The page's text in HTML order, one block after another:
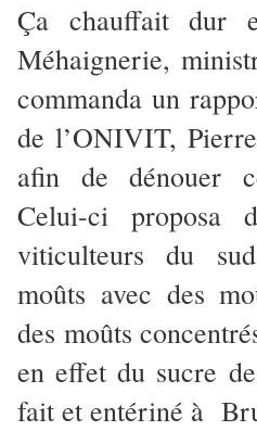
Ça chauffait dur
Méhaignerie,
commanda un
de l’ONIVIT,
afin de dénouer
Celui-ci proposa
viticulteurs du
moûts avec des
des moûts
en effet du sucre
fait et entériné à